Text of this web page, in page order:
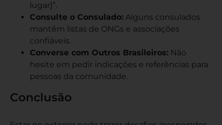
lugar]”.
Consulte o Consulado: Alguns consulados
mantêm listas de ONGs e associações
confiáveis.
Converse com Outros Brasileiros: Não
hesite em pedir indicações e referências para
pessoas da comunidade.
Conclusão